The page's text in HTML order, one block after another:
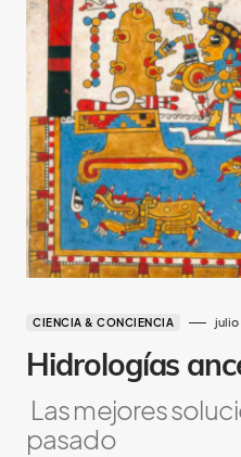
CIENCIA & CONCIENCIA julio
Hidrologías
Las mejores
pasado